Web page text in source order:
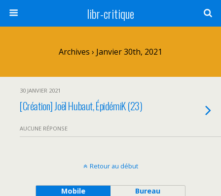
libr-critique
Archives › Janvier 30th, 2021
30 JANVIER 2021
[Création] Joël Hubaut, ÉpidémiK (23)
AUCUNE RÉPONSE
Retour au début
Mobile Bureau